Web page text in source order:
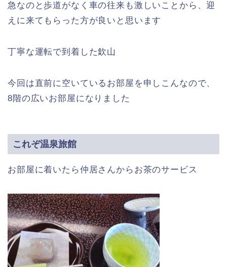
急なのと歩道がなく車の往来も激しいことから、迎
えに来てもらった方が良いと思います
丁寧な運転で到着した欽山
今回は直前に空いているお部屋を申しこんなので、
8階の広いお部屋になりました
これぞ温泉旅館
お部屋に着いたら仲居さんからお茶のサービス